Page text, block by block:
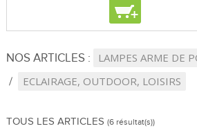
+
NOS ARTICLES :
LAMPES ARME DE
ECLAIRAGE, OUTDOOR, LOISIRS
TOUS LES ARTICLES (6 résultat(s))